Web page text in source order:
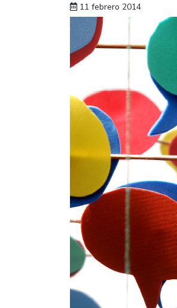
11 febrero 2014